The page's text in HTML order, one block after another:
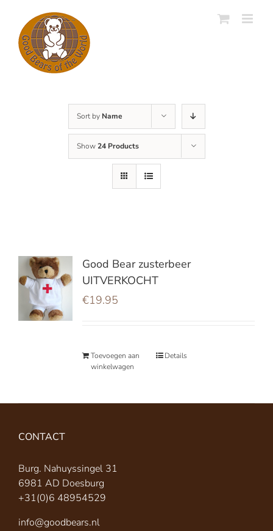
content
Sort by Name
Show24 Products
Good Bear zusterbeer
UITVERKOCHT
€19.95
Toevoegen aan
winkelwagen
Details
CONTACT
Burg. Nahuyssingel 31
6981 AD Doesburg
+31(0)6 48954529
info@goodbears.nl